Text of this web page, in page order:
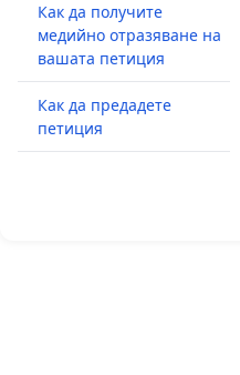
Как да получите
медийно отразяване на
вашата петиция
Как да предадете
петиция